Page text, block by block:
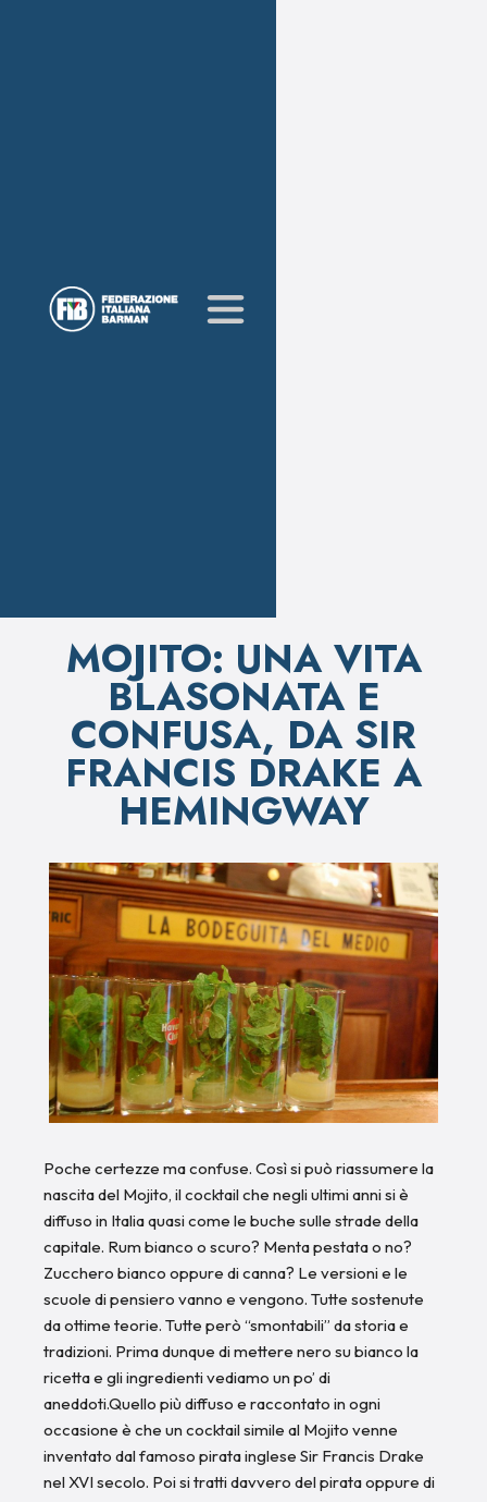
MOJITO: UNA VITA
BLASONATA E
CONFUSA, DA SIR
FRANCIS DRAKE A
HEMINGWAY
Poche certezze ma confuse. Così si può riassumere la
nascita del Mojito, il cocktail che negli ultimi anni si è
diffuso in Italia quasi come le buche sulle strade della
capitale. Rum bianco o scuro? Menta pestata o no?
Zucchero bianco oppure di canna? Le versioni e le
scuole di pensiero vanno e vengono. Tutte sostenute
da ottime teorie. Tutte però “smontabili” da storia e
tradizioni. Prima dunque di mettere nero su bianco la
ricetta e gli ingredienti vediamo un po’ di
aneddoti.Quello più diffuso e raccontato in ogni
occasione è che un cocktail simile al Mojito venne
inventato dal famoso pirata inglese Sir Francis Drake
nel XVI secolo. Poi si tratti davvero del pirata oppure di